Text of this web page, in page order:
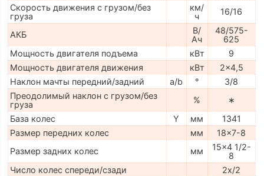
Скорость движения с грузом/без
груза
км/
ч
16/16
АКБ
В/
Ач
48/575-
625
Мощность двигателя подъема
кВт
9
Мощность двигателя движения
кВт
2x4,5
Наклон мачты передний/задний
a/b °
3/8
Преодолимый наклон с грузом/без
груза
%
∗
База колес
Y мм
1341
Размер передних колес
мм
18x7-8
Размер задних колес
мм
15x4 1/2-
8
Число колес спереди/сзади
2x/2